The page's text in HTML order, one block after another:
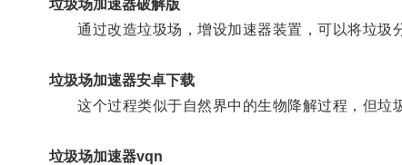
垃圾场加速器破解版
通过改造垃圾场，增设加速器装置，可以将垃圾分
垃圾场加速器安卓下载
这个过程类似于自然界中的生物降解过程，但垃
垃圾场加速器vqn